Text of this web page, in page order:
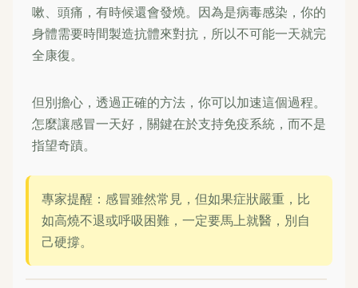
嗽、頭痛，有時候還會發燒。因為是病毒感染，你的
身體需要時間製造抗體來對抗，所以不可能一天就完
全康復。
但別擔心，透過正確的方法，你可以加速這個過程。
怎麼讓感冒一天好，關鍵在於支持免疫系統，而不是
指望奇蹟。
專家提醒：感冒雖然常見，但如果症狀嚴重，比
如高燒不退或呼吸困難，一定要馬上就醫，別自
己硬撐。